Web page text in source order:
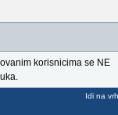
korisnicima se NE
Idi na vrh